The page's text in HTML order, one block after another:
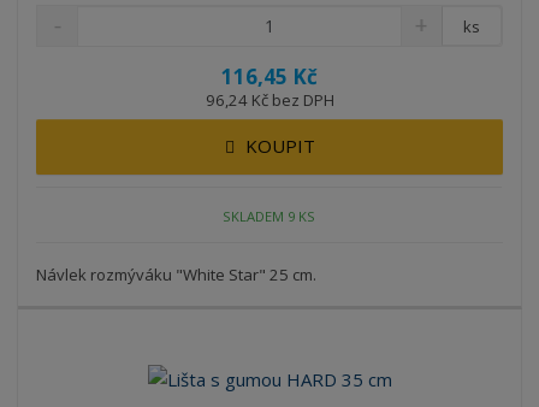
116,45 Kč
96,24 Kč bez DPH
ks
KOUPIT
SKLADEM 9 KS
Návlek rozmýváku "White Star" 25 cm.